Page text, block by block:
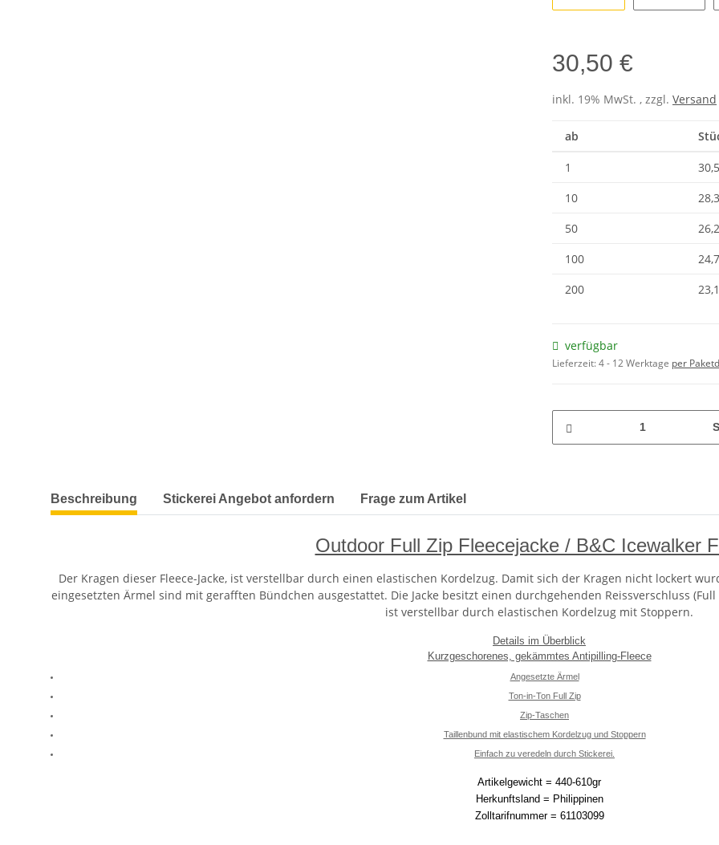
30,50 €
inkl. 19% MwSt. , zzgl. Versand
ab
1
10
50
100
200
verfügbar
Lieferzeit:4 - 12 Werktage per
weitere Registerkarten anzeigen
Beschreibung Stickerei Angebot anfordern Frage zum Artikel
Outdoor Full Zip Fleecejacke / B&C Icewalker
Der Kragen dieser Fleece-Jacke, ist verstellbar durch einen elastischen Kordelzug. Damit sich der Kragen nicht lockert
eingesetzten Ärmel sind mit gerafften Bündchen ausgestattet. Die Jacke besitzt einen durchgehenden Reissverschluss
ist verstellbar durch elastischen Kordelzug mit Stoppern.
Details im Überblick
Kurzgeschorenes, gekämmtes Antipilling-Fleece
Angesetzte Ärmel
Ton-in-Ton Full Zip
Zip-Taschen
Taillenbund mit elastischem Kordelzug und Stoppern
Einfach zu veredeln durch Stickerei.
Artikelgewicht = 440-610gr
Herkunftsland = Philippinen
Zolltarifnummer = 61103099